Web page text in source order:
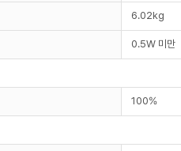
6.02kg
0.5W 미만
100%